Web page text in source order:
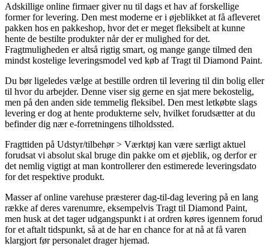
Adskillige online firmaer giver nu til dags et hav af forskellige
former for levering. Den mest moderne er i øjeblikket at få afleveret
pakken hos en pakkeshop, hvor det er meget fleksibelt at kunne
hente de bestilte produkter når der er mulighed for det.
Fragtmuligheden er altså rigtig smart, og mange gange tilmed den
mindst kostelige leveringsmodel ved køb af Tragt til Diamond Paint.
Du bør ligeledes vælge at bestille ordren til levering til din bolig eller
til hvor du arbejder. Denne viser sig gerne en sjat mere bekostelig,
men på den anden side temmelig fleksibel. Den mest letkøbte slags
levering er dog at hente produkterne selv, hvilket forudsætter at du
befinder dig nær e-forretningens tilholdssted.
Fragttiden på Udstyr/tilbehør > Værktøj kan være særligt aktuel
forudsat vi absolut skal bruge din pakke om et øjeblik, og derfor er
det nemlig vigtigt at man kontrollerer den estimerede leveringsdato
for det respektive produkt.
Masser af online varehuse præsterer dag-til-dag levering på en lang
række af deres varenumre, eksempelvis Tragt til Diamond Paint,
men husk at det tager udgangspunkt i at ordren køres igennem forud
for et aftalt tidspunkt, så at de har en chance for at nå at få varen
klargjort før personalet drager hjemad.